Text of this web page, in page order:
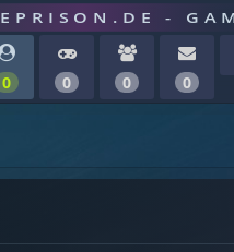
EPRISON.DE -
0 0 0 0